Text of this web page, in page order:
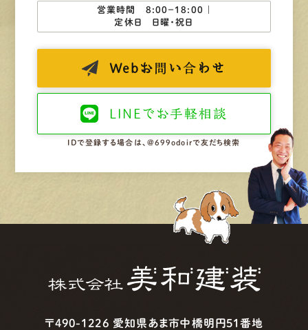
営業時間 8:00−18:00 ｜
定休日 日曜・祝日
Web お問い合わせ
LINEで お手軽相談
IDで登録する場合は、@699odoirで友だち検索
〒490-1226 愛知県あま市中橋明円51番地